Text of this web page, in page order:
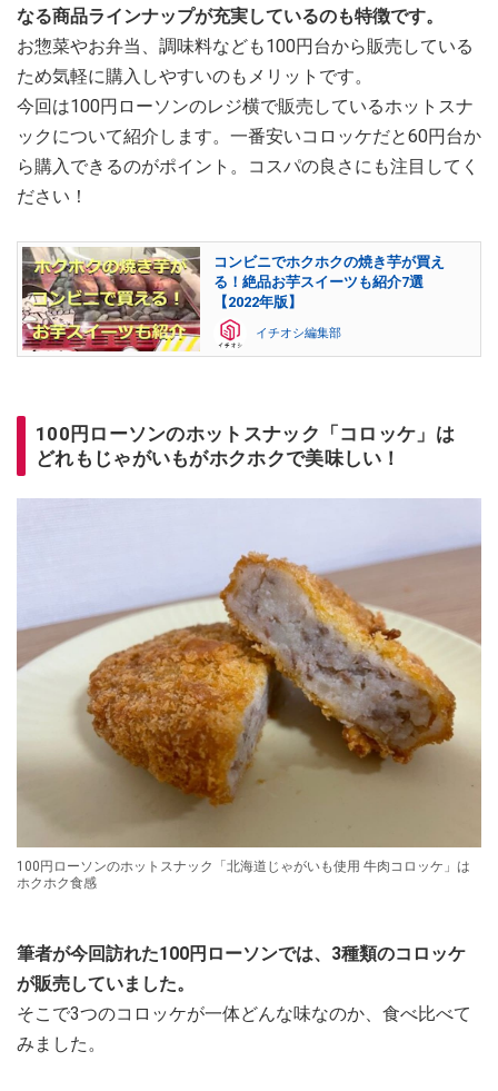
なる商品ラインナップが充実しているのも特徴です。
お惣菜やお弁当、調味料なども100円台から販売している
ため気軽に購入しやすいのもメリットです。
今回は100円ローソンのレジ横で販売しているホットスナ
ックについて紹介します。一番安いコロッケだと60円台か
ら購入できるのがポイント。コスパの良さにも注目してく
ださい！
コンビニでホクホクの焼き芋が買え
る！絶品お芋スイーツも紹介7選
【2022年版】
イチオシ編集部
100円ローソンのホットスナック「コロッケ」は
どれもじゃがいもがホクホクで美味しい！
100円ローソンのホットスナック「北海道じゃがいも使用 牛肉コロッケ」は
ホクホク食感
筆者が今回訪れた100円ローソンでは、3種類のコロッケ
が販売していました。
そこで3つのコロッケが一体どんな味なのか、食べ比べて
みました。